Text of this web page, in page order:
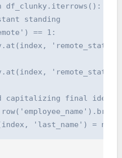
df_clunky.iterrows():
standing
== 1:
capitalizing final
'last_name') =